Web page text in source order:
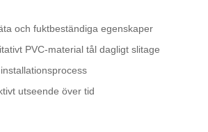
och fuktbeständiga egenskaper
PVC-material tål dagligt slitage
utseende över tid